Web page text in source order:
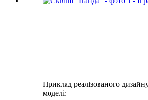
Приклад реалізованого
моделі: